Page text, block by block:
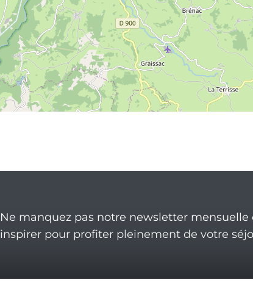
Ne manquez pas notre newsletter mensuelle
inspirer pour profiter pleinement de votre